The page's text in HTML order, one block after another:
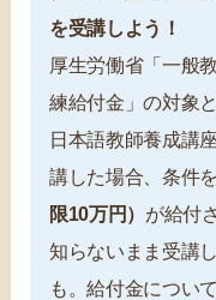
を受講しよう！
厚生労働省「一般
練給付金」の対象
日本語教師養成講
講した場合、条件
限10万円） が給付
知らないまま受講
も。給付金につい